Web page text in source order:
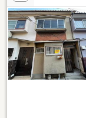
歩5分 京福嵐山本
園」駅まで徒歩18
5分「ドン・キホー
都太秦下刑部町店」